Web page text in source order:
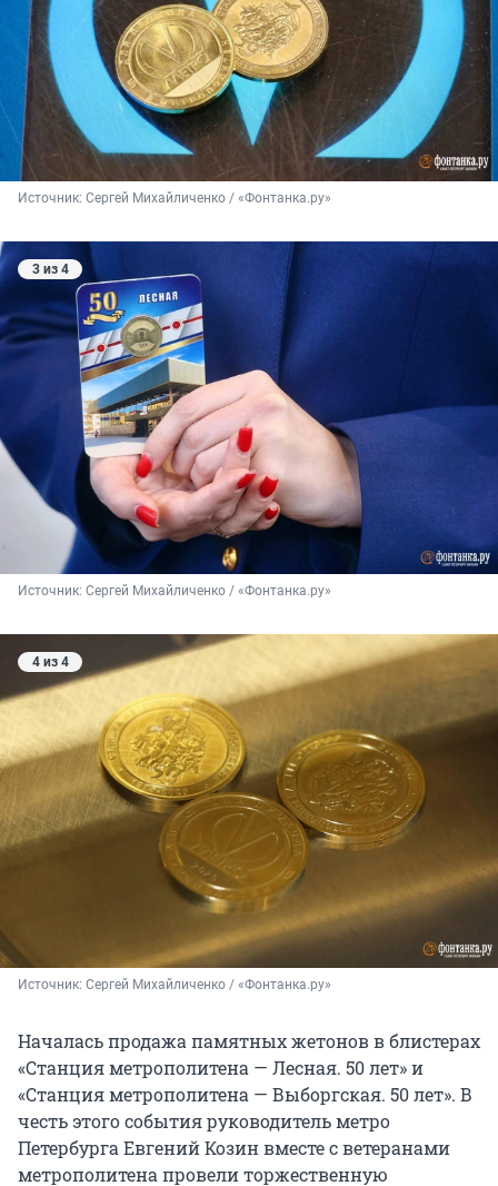
Источник: Сергей Михайличенко / «Фонтанка.ру»
3 из 4
Источник: Сергей Михайличенко / «Фонтанка.ру»
4 из 4
Источник: Сергей Михайличенко / «Фонтанка.ру»
Началась продажа памятных жетонов в блистерах
«Станция метрополитена — Лесная. 50 лет» и
«Станция метрополитена — Выборгская. 50 лет». В
честь этого события руководитель метро
Петербурга Евгений Козин вместе с ветеранами
метрополитена провели торжественную